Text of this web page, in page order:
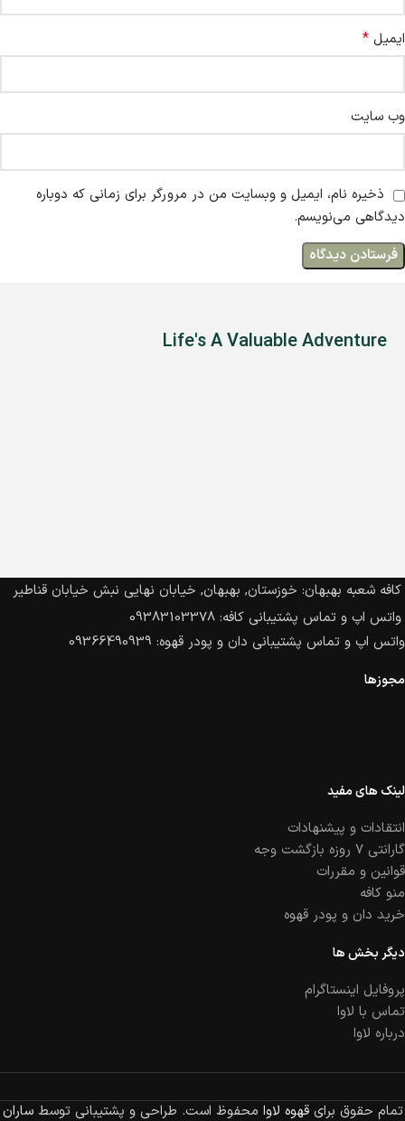
ایمیل *
وب‌ سایت
ذخیره نام، ایمیل و وبسایت من در مرورگر برای زمانی که دوباره
دیدگاهی می‌نویسم.
Life's A Valuable Adventure
کافه شعبه بهبهان: خوزستان, بهبهان, خیابان نهایی نبش خیابان قناطیر
واتس اپ و تماس پشتیبانی کافه: 09383103378
واتس اپ و تماس پشتیبانی دان و پودر قهوه: 09366490939
مجوزها
لینک های مفید
انتقادات و پیشنهادات
گارانتی ۷ روزه بازگشت وجه
قوانین و مقررات
منو کافه
خرید دان و پودر قهوه
دیگر بخش ها
پروفایل اینستاگرام
تماس با لاوا
درباره لاوا
تمام حقوق برایقهوه لاوا محفوظ است. طراحی و پشتیبانی توسطساران